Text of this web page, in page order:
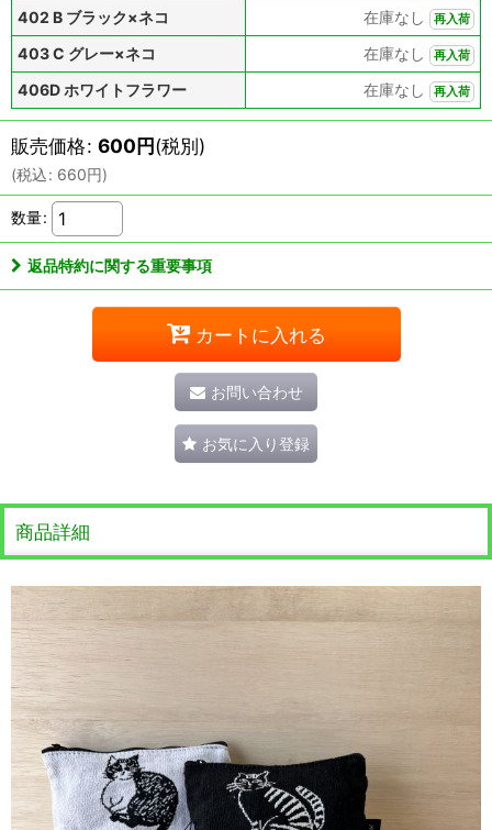
402 B ブラック×ネコ
在庫なし 再入荷
403 C グレー×ネコ 在庫なし 再入荷
406D ホワイトフラワー 在庫なし 再入荷
販売価格: 600円(税別)
(税込: 660円)
数量:
返品特約に関する重要事項
カートに入れる
お問い合わせ
お気に入り登録
商品詳細